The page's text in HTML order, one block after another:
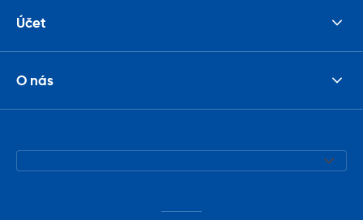
Účet
O nás